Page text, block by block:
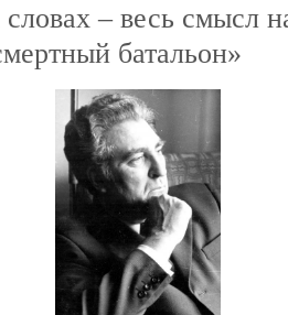
– весь смысл
батальон»